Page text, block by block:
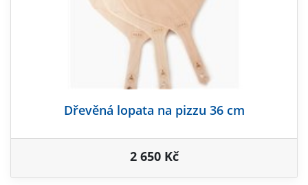
Dřevěná lopata na pizzu 36 cm
2 650 Kč